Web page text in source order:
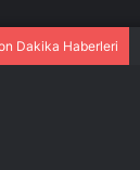
Dakika Haberleri